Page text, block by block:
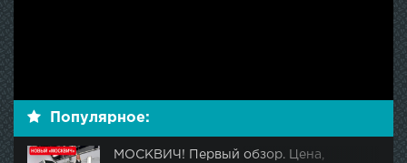
Популярное:
МОСКВИЧ! Первый обзор. Цена,